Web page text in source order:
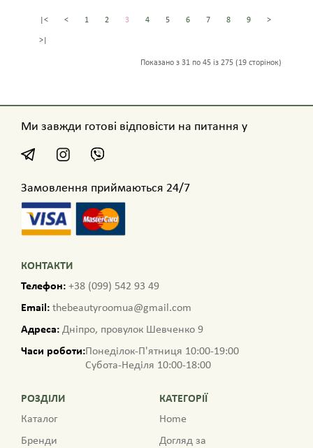
|< < 1 2 3 4 5 6 7 8 9 >
>|
Показано з 31 по 45 із 275 (19 сторінок)
Ми завжди готові відповісти на питання у
Замовлення приймаються 24/7
КОНТАКТИ
Телефон: +38 (099) 542 93 49
Email: thebeautyroomua@gmail.com
Адреса: Дніпро, провулок Шевченко 9
Часи роботи:Понеділок-П'ятниця 10:00-19:00
Субота-Неділя 10:00-18:00
РОЗДІЛИ
Каталог
Бренди
КАТЕГОРІЇ
Home
Догляд за